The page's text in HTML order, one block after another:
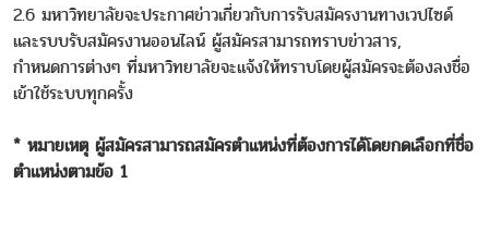
2.6 มหาวิทยาลัยจะประกาศข่าวเกี่ยวกับการรับสมัครงานทางเวปไซด์
และรบบรับสมัครงานออนไลน์ ผู้สมัครสามารถทราบข่าวสาร,
กำหนดการต่างๆ ที่มหาวิทยาลัยจะแจ้งให้ทราบโดยผู้สมัครจะต้องลงชื่อ
เข้าใช้ระบบทุกครั้ง
* หมายเหตุ ผู้สมัครสามารถสมัครตำแหน่งที่ต้องการได้โดยกดเลือกที่ชื่อ
ตำแหน่งตามข้อ 1